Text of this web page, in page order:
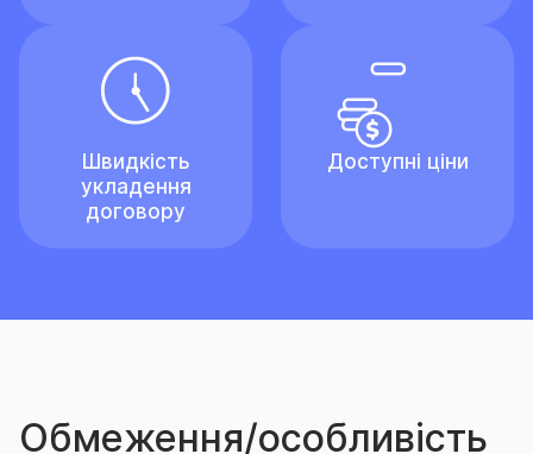
Швидкість
укладення
договору
Доступні ціни
Обмеження/особливість